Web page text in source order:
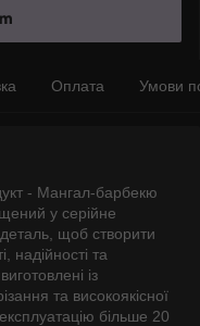
Оплата Умови
- Мангал-барбекю
у серійне
щоб створити
надійності та
із
та високоякісної
більше 20